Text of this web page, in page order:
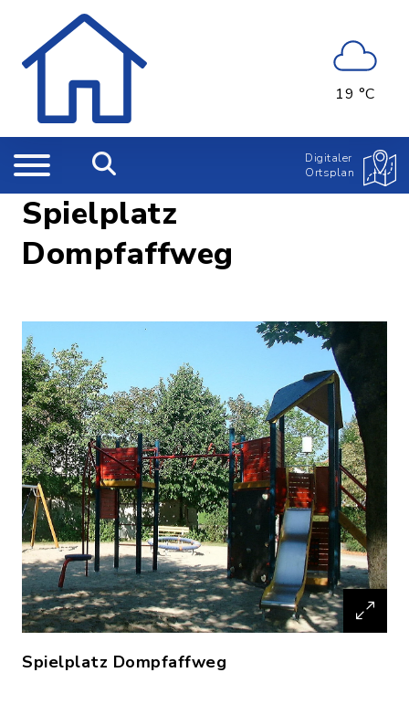
19 °C
Digitaler
Ortsplan
Spielplatz
Dompfaffweg
Spielplatz Dompfaffweg